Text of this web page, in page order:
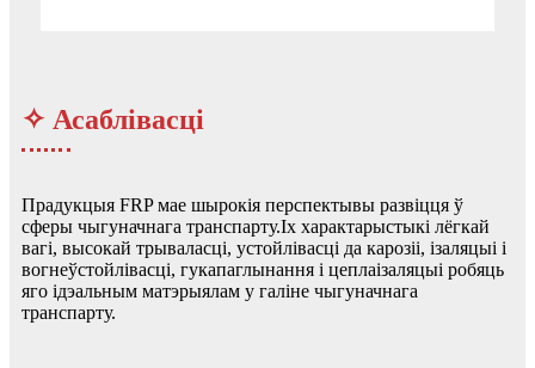
✧ Асаблівасці
Прадукцыя FRP мае шырокія перспектывы развіцця ў
сферы чыгуначнага транспарту.Іх характарыстыкі лёгкай
вагі, высокай трываласці, устойлівасці да карозіі, ізаляцыі і
вогнеўстойлівасці, гукапаглынання і цеплаізаляцыі робяць
яго ідэальным матэрыялам у галіне чыгуначнага
транспарту.